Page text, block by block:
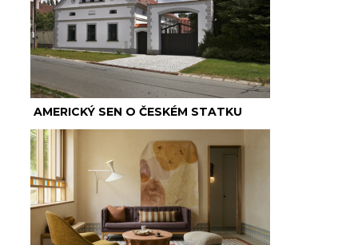
AMERICKÝ SEN O ČESKÉM STATKU